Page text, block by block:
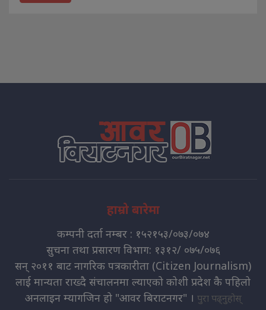
हाम्रो बारेमा
कम्पनी दर्ता नम्बर : १५२१५३/०७३/०७४
सुचना तथा प्रसारण विभाग: १३१२/ ०७५/०७६
सन् २०११ बाट नागरिक पत्रकारीता (Citizen Journalism)
लाई मान्यता राख्दै संचालनमा ल्याएको कोशी प्रदेश कै पहिलो
अनलाइन म्यागजिन हो "आवर बिराटनगर" । पुरा पढ्नुहोस्